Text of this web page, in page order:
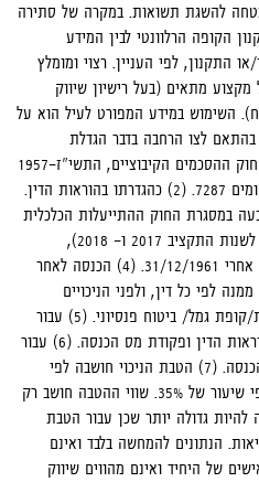
להשגת תשואות. במקרה של סתירה
הקופה הרלוונטי לבין המידע
התקנון, לפי העניין. רצוי ומומלץ
מתאים (בעל רישיון שיווק
השימוש במידע המפורט לעיל הוא על
בהתאם לצו הרחבה בדבר הגדלת
ההפרשות לביטוח פנסיוני במשק לפי חוק ההסכמים הקיבוציים, התשי"ז-1957
(2)
כהגדרתו בהוראות הדין.
במסגרת החוק ההתייעלות הכלכלית
(תיקוני חקיקה להשגת יעדי התקציב לשנות התקציב 2017 ו- 2018),
(4)
הכנסה לאחר
לפי כל דין, ולפני הניכויים
גמל/ ביטוח פנסיוני. (5)
עבור
הדין ופקודת מס הכנסה. (6)
עבור
"עמית מוטב" כהגדרתו בפקודת מס הכנסה. (7) הטבת הניכוי חושבה לפי
הנחת מס שולי 47%, הטבת הזיכוי לפי שיעור של 35%. שווי ההטבה חושב רק
גדולה יותר שכן עבור הטבת
הנתונים להמחשה בלבד ואינם
של היחיד ואינם מהווים שיווק